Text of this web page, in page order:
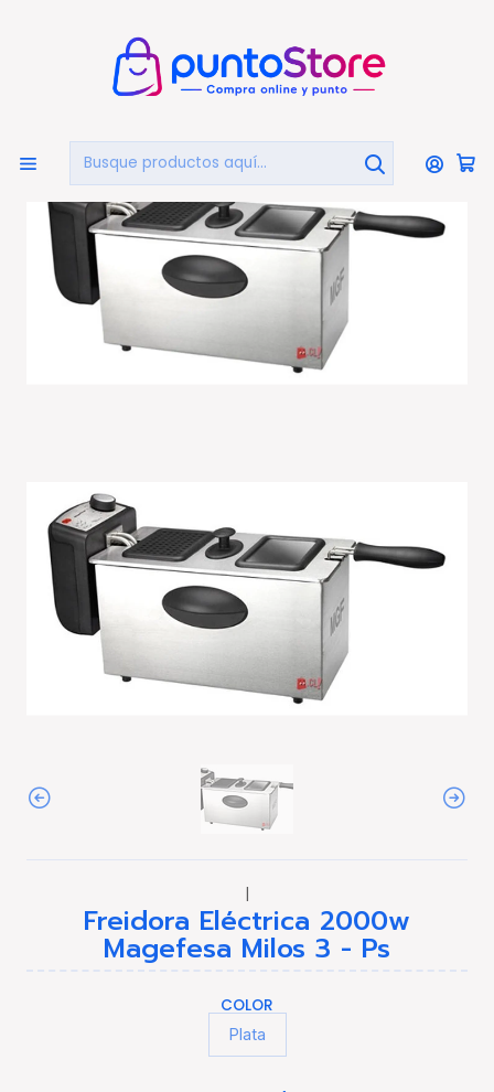
Freidora Eléctrica 2000w Magefesa Milos 3 - Ps
|
Freidora Eléctrica 2000w
Magefesa Milos 3 - Ps
COLOR
Plata